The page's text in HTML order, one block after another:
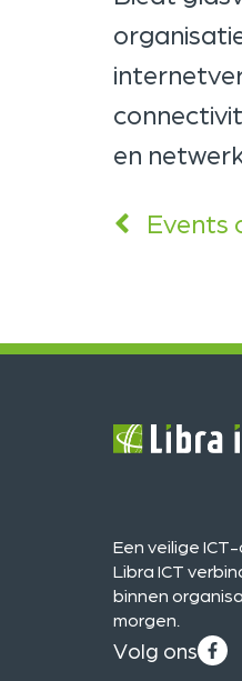
en
Events
Een veilige
Libra ICT
binnen
morgen.
Volg ons